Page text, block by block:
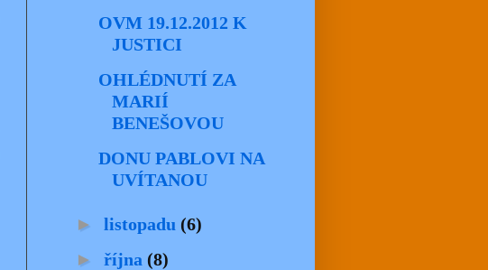
OVM 19.12.2012 K
JUSTICI
OHLÉDNUTÍ ZA
MARIÍ
BENEŠOVOU
DONU PABLOVI NA
UVÍTANOU
► listopadu (6)
► října (8)